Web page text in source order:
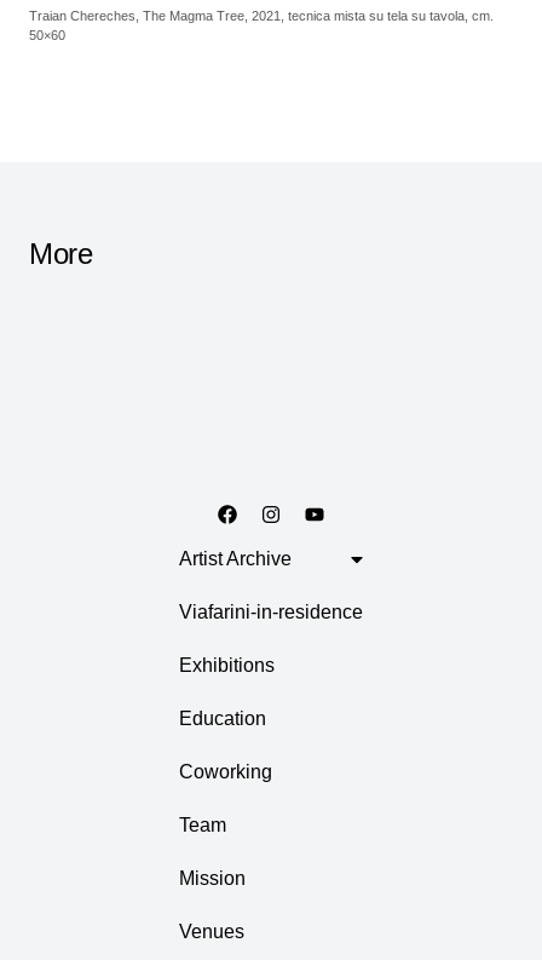
Traian Chereches, The Magma Tree, 2021, tecnica mista su tela su tavola, cm.
50×60
More
Artist Archive
Viafarini-in-residence
Exhibitions
Education
Coworking
Team
Mission
Venues